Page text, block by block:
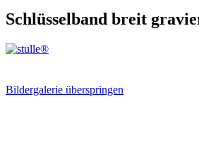
Schlüsselband breit
Bildergalerie überspringen